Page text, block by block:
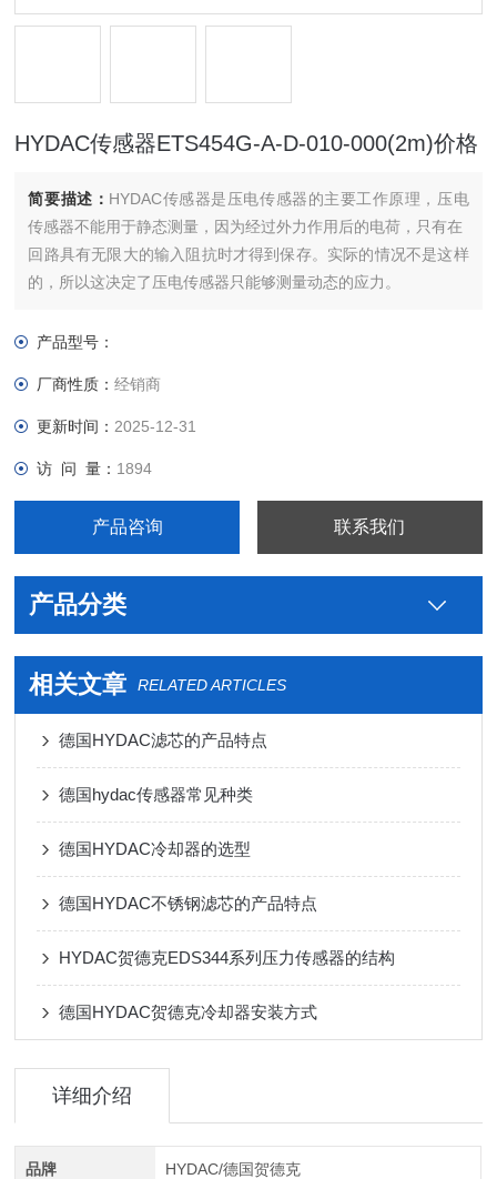
HYDAC传感器ETS454G-A-D-010-000(2m)价格
简要描述： HYDAC传感器是压电传感器的主要工作原理，压电
传感器不能用于静态测量，因为经过外力作用后的电荷，只有在
回路具有无限大的输入阻抗时才得到保存。实际的情况不是这样
的，所以这决定了压电传感器只能够测量动态的应力。
产品型号：
厂商性质：经销商
更新时间： 2025-12-31
访 问 量： 1894
产品咨询 联系我们
产品分类
相关文章 RELATED ARTICLES
德国HYDAC滤芯的产品特点
德国hydac传感器常见种类
德国HYDAC冷却器的选型
德国HYDAC不锈钢滤芯的产品特点
HYDAC贺德克EDS344系列压力传感器的结构
德国HYDAC贺德克冷却器安装方式
详细介绍
品牌 HYDAC/德国贺德克